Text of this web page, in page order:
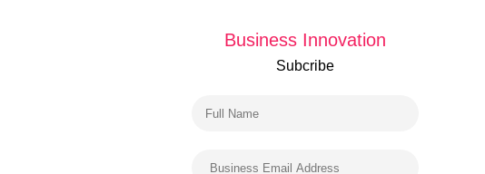
Business Innovation
Subcribe